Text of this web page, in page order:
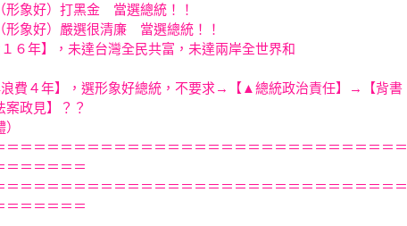
形象好）打黑金 當選總統！！
形象好）嚴選很清廉 當選總統！！
１６年】，未達台灣全民共富，未達兩岸全世界和
費４年】，選形象好總統，不要求→【▲總統政治責任】→【背書
案政見】？？
體）
＝＝＝＝＝＝＝＝＝＝＝＝＝＝＝＝＝＝＝＝＝＝＝＝＝＝＝＝＝＝
＝＝＝＝＝＝
＝＝＝＝＝＝＝＝＝＝＝＝＝＝＝＝＝＝＝＝＝＝＝＝＝＝＝＝＝＝
＝＝＝＝＝＝